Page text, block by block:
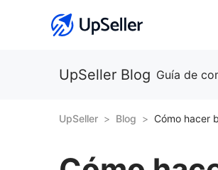
UpSeller Blog Guía de
UpSeller Blog Cómo hacer